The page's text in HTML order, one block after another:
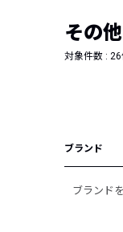
新着アイテム
編集部のおす
その
対象件数 : 26
ブランド
ブランド